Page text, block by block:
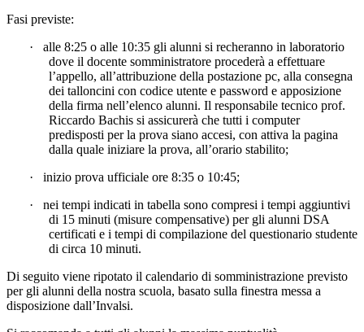
Fasi previste:
·
alle 8:25 o alle 10:35 gli alunni si recheranno in laboratorio
dove il docente somministratore procederà a effettuare
l’appello, all’attribuzione della postazione pc, alla consegna
dei talloncini con codice utente e password e apposizione
della firma nell’elenco alunni. Il responsabile tecnico prof.
Riccardo Bachis si assicurerà che tutti i computer
predisposti per la prova siano accesi, con attiva la pagina
dalla quale iniziare la prova, all’orario stabilito;
·
inizio prova ufficiale ore 8:35 o 10:45;
·
nei tempi indicati in tabella sono compresi i tempi aggiuntivi
di 15 minuti (misure compensative) per gli alunni DSA
certificati e i tempi di compilazione del questionario studente
di circa 10 minuti.
Di seguito viene ripotato il calendario di somministrazione previsto
per gli alunni della nostra scuola, basato sulla finestra messa a
disposizione dall’Invalsi.